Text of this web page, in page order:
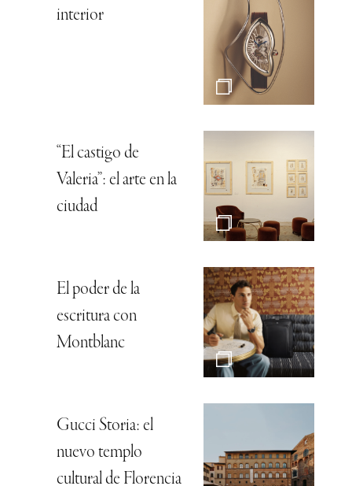
interior
“El castigo de
Valeria”: el arte en la
ciudad
El poder de la
escritura con
Montblanc
Gucci Storia: el
nuevo templo
cultural de Florencia